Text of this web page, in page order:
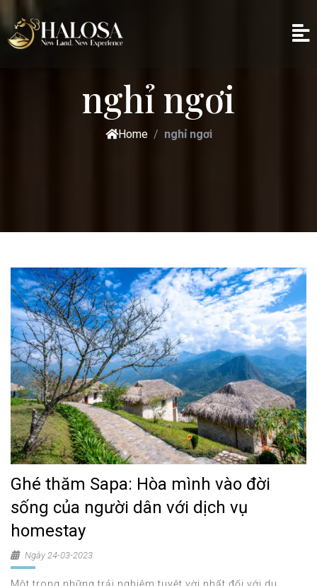
nghỉ ngơi
Home nghỉ ngơi
Ghé thăm Sapa: Hòa mình vào đời
sống của người dân với dịch vụ
homestay
Ngày 24-03-2023